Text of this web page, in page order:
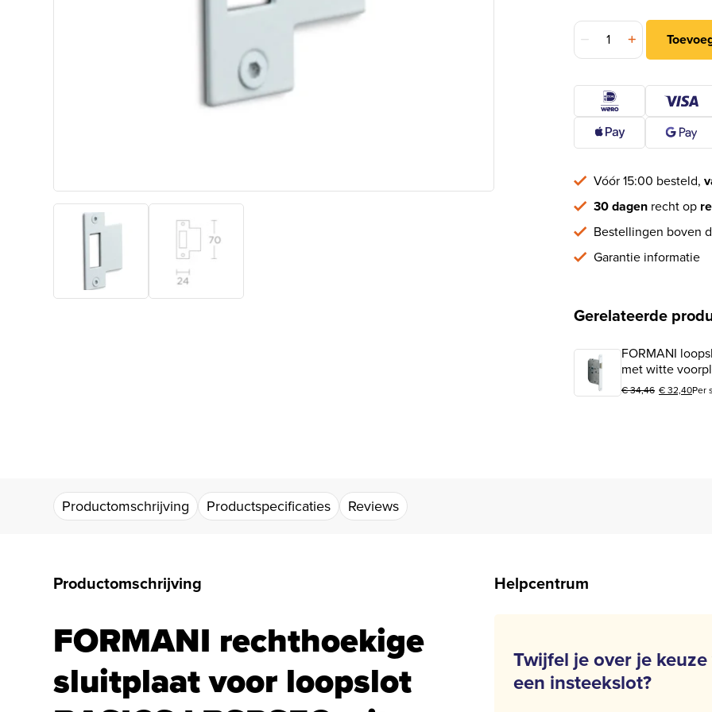
FORMANI rechthoekige
Vóór 15:00 besteld,
30 dagen recht op
Bestellingen boven
Garantie informatie
Gerelateerde
FORMANI
met witte
€34,46
Oorspronkelijke prijs
€32,40
Huidige prijs is: €
Per
Productomschrijving Productspecificaties Reviews
Productomschrijving
FORMANI rechthoekige
sluitplaat voor loopslot
Helpcentrum
Twijfel je over je
een insteekslot?